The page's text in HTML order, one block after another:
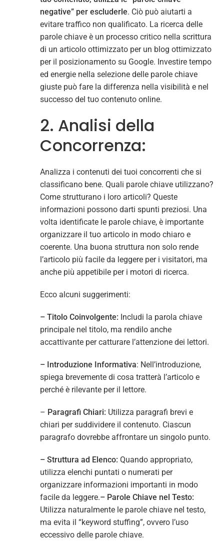
negative” per escluderle. Ciò può aiutarti a
evitare traffico non qualificato. La ricerca delle
parole chiave è un processo critico nella scrittura
di un articolo ottimizzato per un blog ottimizzato
per il posizionamento su Google. Investire tempo
ed energie nella selezione delle parole chiave
giuste può fare la differenza nella visibilità e nel
successo del tuo contenuto online.
2. Analisi della
Concorrenza:
Analizza i contenuti dei tuoi concorrenti che si
classificano bene. Quali parole chiave utilizzano?
Come strutturano i loro articoli? Queste
informazioni possono darti spunti preziosi. Una
volta identificate le parole chiave, è importante
organizzare il tuo articolo in modo chiaro e
coerente. Una buona struttura non solo rende
l’articolo più facile da leggere per i visitatori, ma
anche più appetibile per i motori di ricerca.
Ecco alcuni suggerimenti:
– Titolo Coinvolgente: Includi la parola chiave
principale nel titolo, ma rendilo anche
accattivante per catturare l’attenzione dei lettori.
– Introduzione Informativa: Nell’introduzione,
spiega brevemente di cosa tratterà l’articolo e
perché è rilevante per il lettore.
– Paragrafi Chiari: Utilizza paragrafi brevi e
chiari per suddividere il contenuto. Ciascun
paragrafo dovrebbe affrontare un singolo punto.
– Struttura ad Elenco: Quando appropriato,
utilizza elenchi puntati o numerati per
organizzare informazioni importanti in modo
facile da leggere.– Parole Chiave nel Testo:
Utilizza naturalmente le parole chiave nel testo,
ma evita il “keyword stuffing”, ovvero l’uso
eccessivo delle parole chiave.